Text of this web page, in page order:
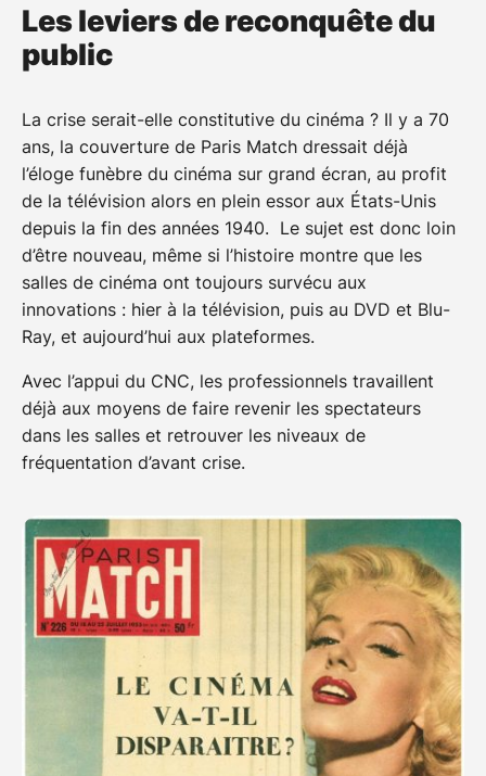
Les leviers de reconquête du
public
La crise serait-elle constitutive du cinéma ? Il y a 70
ans, la couverture de Paris Match dressait déjà
l’éloge funèbre du cinéma sur grand écran, au profit
de la télévision alors en plein essor aux États-Unis
depuis la fin des années 1940. Le sujet est donc loin
d’être nouveau, même si l’histoire montre que les
salles de cinéma ont toujours survécu aux
innovations : hier à la télévision, puis au DVD et Blu-
Ray, et aujourd’hui aux plateformes.
Avec l’appui du CNC, les professionnels travaillent
déjà aux moyens de faire revenir les spectateurs
dans les salles et retrouver les niveaux de
fréquentation d’avant crise.